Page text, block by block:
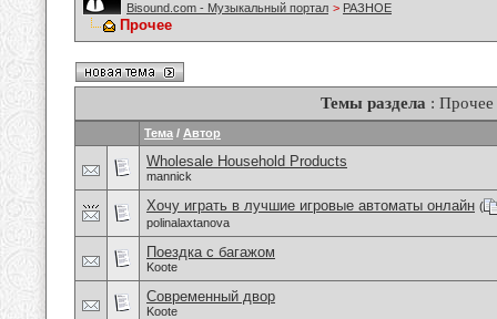
Bisound.com - Музыкальный портал > РАЗНОЕ
Прочее
Темы раздела : Прочее
Тема / Автор
Wholesale Household Products
mannick
Хочу играть в лучшие игровые автоматы онлайн (
polinalaxtanova
Поездка с багажом
Koote
Современный двор
Koote